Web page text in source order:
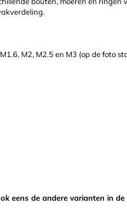
M2, M2.5 en M3 (op de foto
eens de andere varianten in